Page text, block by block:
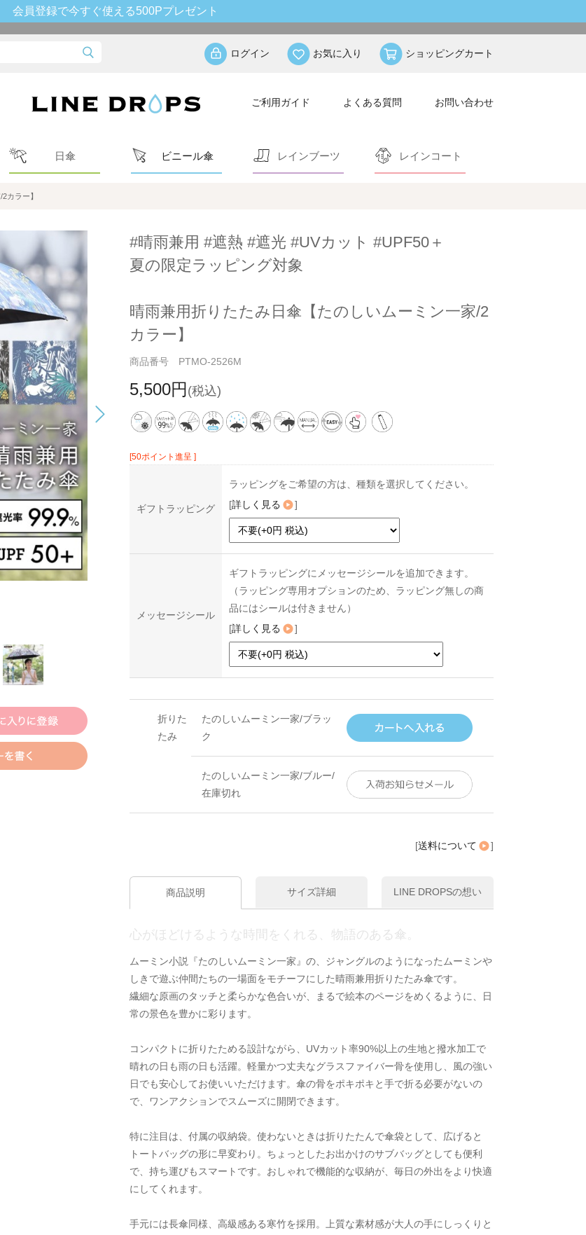
会員登録で今すぐ使える500Pプレゼント
ログイン お気に入り ショッピングカート
ご利用ガイド よくある質問 お問い合わせ
日傘 ビニール傘 レインブーツ レインコート
カラー】
#晴雨兼用 #遮熱 #遮光 #UVカット #UPF50＋
夏の限定ラッピング対象
晴雨兼用折りたたみ日傘【たのしいムーミン一家/2
カラー】
商品番号 PTMO-2526M
5,500円 (税込)
[50ポイント進呈 ]
ギフトラッピング
ラッピングをご希望の方は、種類を選択してください。
[詳しく見る ]
メッセージシール
ギフトラッピングにメッセージシールを追加できます。
（ラッピング専用オプションのため、ラッピング無しの商
品にはシールは付きません）
[詳しく見る ]
折りた
たみ
たのしいムーミン一家/ブラッ
ク
たのしいムーミン一家/ブルー/
在庫切れ
[送料について ]
商品説明 サイズ詳細 LINE DROPSの想い
心がほどけるような時間をくれる、物語のある傘。
ムーミン小説『たのしいムーミン一家』の、ジャングルのようになったムーミンや
しきで遊ぶ仲間たちの一場面をモチーフにした晴雨兼用折りたたみ傘です。
繊細な原画のタッチと柔らかな色合いが、まるで絵本のページをめくるように、日
常の景色を豊かに彩ります。
コンパクトに折りたためる設計ながら、UVカット率90%以上の生地と撥水加工で
晴れの日も雨の日も活躍。軽量かつ丈夫なグラスファイバー骨を使用し、風の強い
日でも安心してお使いいただけます。傘の骨をポキポキと手で折る必要がないの
で、ワンアクションでスムーズに開閉できます。
特に注目は、付属の収納袋。使わないときは折りたたんで傘袋として、広げると
トートバッグの形に早変わり。ちょっとしたお出かけのサブバッグとしても便利
で、持ち運びもスマートです。おしゃれで機能的な収納が、毎日の外出をより快適
にしてくれます。
手元には長傘同様、高級感ある寒竹を採用。上質な素材感が大人の手にしっくりと